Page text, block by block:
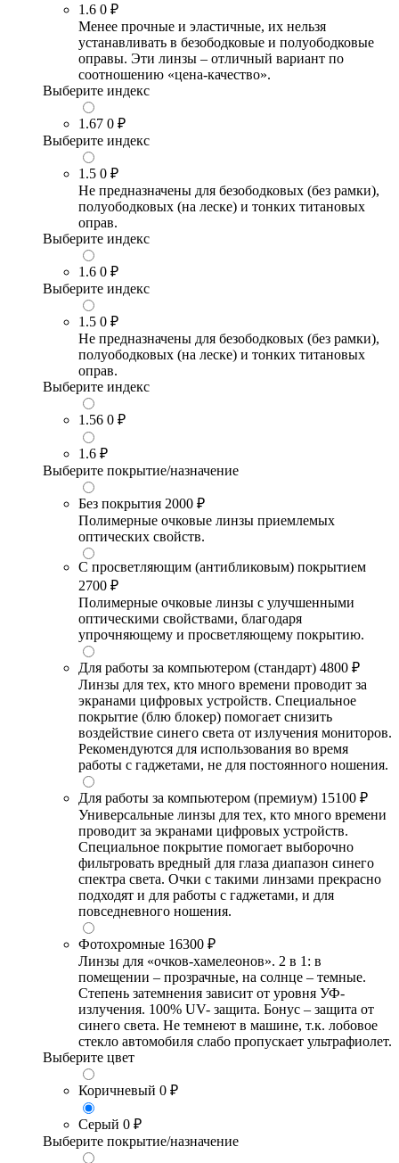
1.6 0 ₽
Менее прочные и эластичные, их нельзя
устанавливать в безободковые и полуободковые
оправы. Эти линзы – отличный вариант по
соотношению «цена-качество».
Выберите индекс
1.67 0 ₽
Выберите индекс
1.5 0 ₽
Не предназначены для безободковых (без рамки),
полуободковых (на леске) и тонких титановых
оправ.
Выберите индекс
1.6 0 ₽
Выберите индекс
1.5 0 ₽
Не предназначены для безободковых (без рамки),
полуободковых (на леске) и тонких титановых
оправ.
Выберите индекс
1.56 0 ₽
1.6 ₽
Выберите покрытие/назначение
Без покрытия 2000 ₽
Полимерные очковые линзы приемлемых
оптических свойств.
С просветляющим (антибликовым) покрытием
2700 ₽
Полимерные очковые линзы с улучшенными
оптическими свойствами, благодаря
упрочняющему и просветляющему покрытию.
Для работы за компьютером (стандарт) 4800 ₽
Линзы для тех, кто много времени проводит за
экранами цифровых устройств. Специальное
покрытие (блю блокер) помогает снизить
воздействие синего света от излучения мониторов.
Рекомендуются для использования во время
работы с гаджетами, не для постоянного ношения.
Для работы за компьютером (премиум) 15100 ₽
Универсальные линзы для тех, кто много времени
проводит за экранами цифровых устройств.
Специальное покрытие помогает выборочно
фильтровать вредный для глаза диапазон синего
спектра света. Очки с такими линзами прекрасно
подходят и для работы с гаджетами, и для
повседневного ношения.
Фотохромные 16300 ₽
Линзы для «очков-хамелеонов». 2 в 1: в
помещении – прозрачные, на солнце – темные.
Степень затемнения зависит от уровня УФ-
излучения. 100% UV- защита. Бонус – защита от
синего света. Не темнеют в машине, т.к. лобовое
стекло автомобиля слабо пропускает ультрафиолет.
Выберите цвет
Коричневый 0 ₽
Серый 0 ₽
Выберите покрытие/назначение